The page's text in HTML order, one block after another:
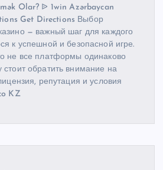
Olar? ᐉ 1win Azərbaycan
Get Directions Выбор
— важный шаг для каждого
к успешной и безопасной игре.
не все платформы одинаково
обратить внимание на
репутация и условия
KZ